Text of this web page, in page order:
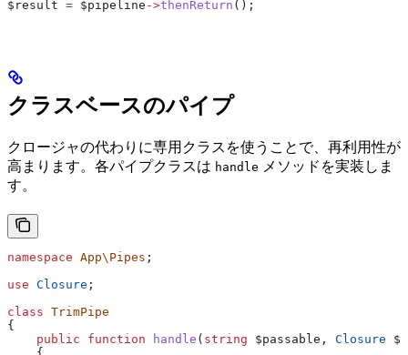
$result = $pipeline ->thenReturn ();
クラスベースのパイプ
クロージャの代わりに専用クラスを使うことで、再利用性が
高まります。各パイプクラスは handle メソッドを実装しま
す。
namespace App\Pipes ;
use Closure ;
class TrimPipe
{
    public
function handle ( string $passable , Closure